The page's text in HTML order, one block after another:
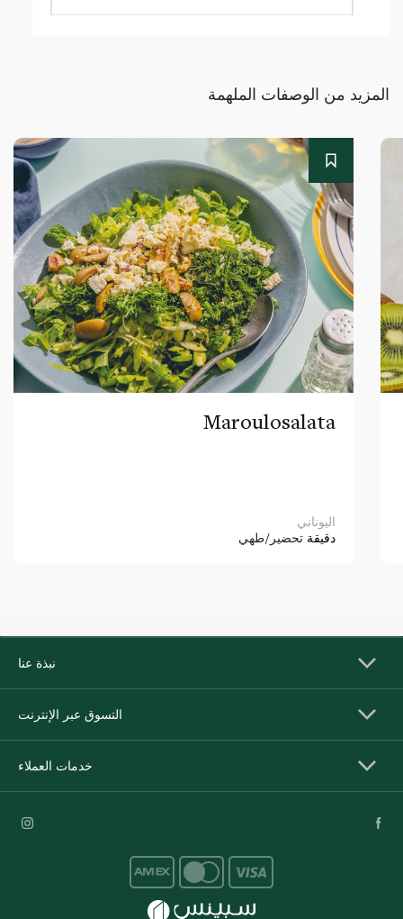
المزيد من الوصفات الملهمة
Maroulosalata
اليوناني
دقيقة تحضير/طهي
نبذة عنا
التسوق عبر الإنترنت
خدمات العملاء